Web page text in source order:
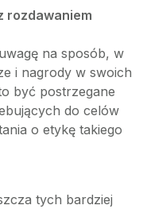
rozdawaniem
na sposób, w
i nagrody w swoich
być postrzegane
do celów
o etykę takiego
tych bardziej